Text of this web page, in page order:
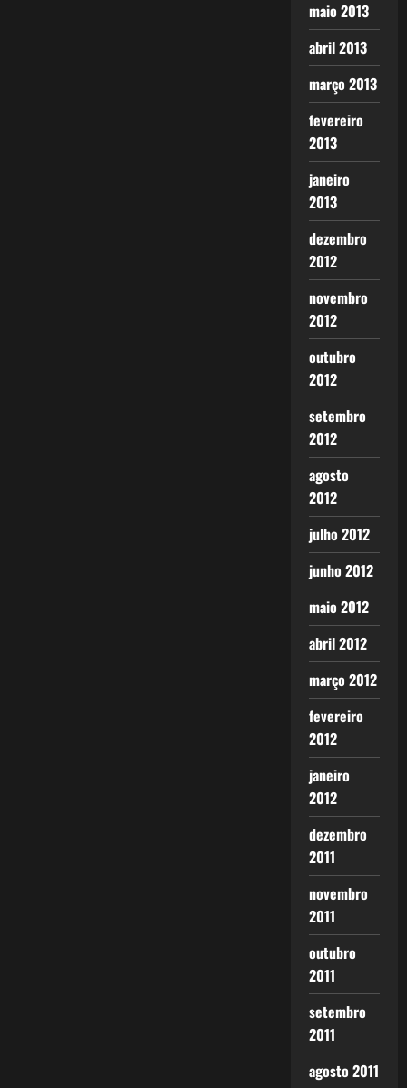
maio 2013
abril 2013
março 2013
fevereiro
2013
janeiro
2013
dezembro
2012
novembro
2012
outubro
2012
setembro
2012
agosto
2012
julho 2012
junho 2012
maio 2012
abril 2012
março 2012
fevereiro
2012
janeiro
2012
dezembro
2011
novembro
2011
outubro
2011
setembro
2011
agosto 2011